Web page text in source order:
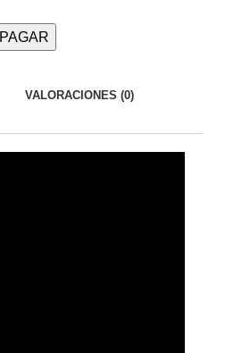
PAGAR
VALORACIONES (0)